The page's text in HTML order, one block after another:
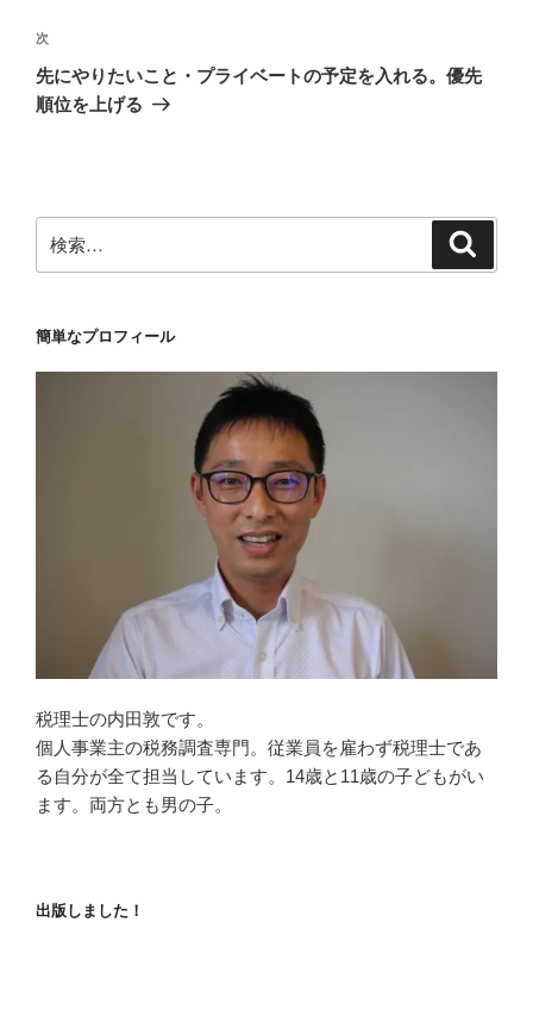
ゲ
ー
シ
次
の
投
次
先にやりたいこと・プライベートの予定を入れる。優先
順位を上げる
索:
簡単なプロフィール
税理士の内田敦です。
個人事業主の税務調査専門。従業員を雇わず税理士であ
る自分が全て担当しています。14歳と11歳の子どもがい
ます。両方とも男の子。
出版しました！